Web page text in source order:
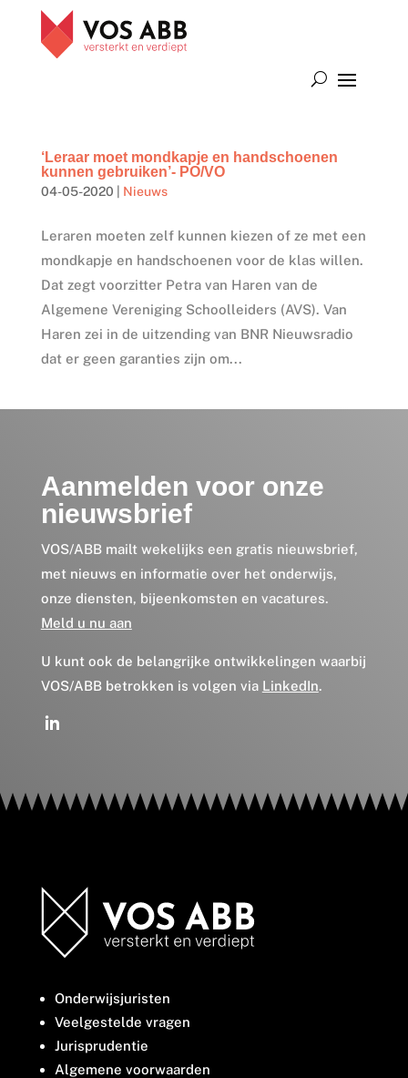
‘Leraar moet mondkapje en handschoenen
kunnen gebruiken’- PO/VO
04-05-2020 Nieuws
Leraren moeten zelf kunnen kiezen of ze met een
mondkapje en handschoenen voor de klas willen.
Dat zegt voorzitter Petra van Haren van de
Algemene Vereniging Schoolleiders (AVS). Van
Haren zei in de uitzending van BNR Nieuwsradio
dat er geen garanties zijn om...
Aanmelden voor onze
nieuwsbrief
VOS/ABB mailt wekelijks een gratis nieuwsbrief,
met nieuws en informatie over het onderwijs,
onze diensten, bijeenkomsten en vacatures.
Meld u nu aan
U kunt ook de belangrijke ontwikkelingen waarbij
VOS/ABB betrokken is volgen via LinkedIn.
Onderwijsjuristen
Veelgestelde vragen
Jurisprudentie
Algemene voorwaarden